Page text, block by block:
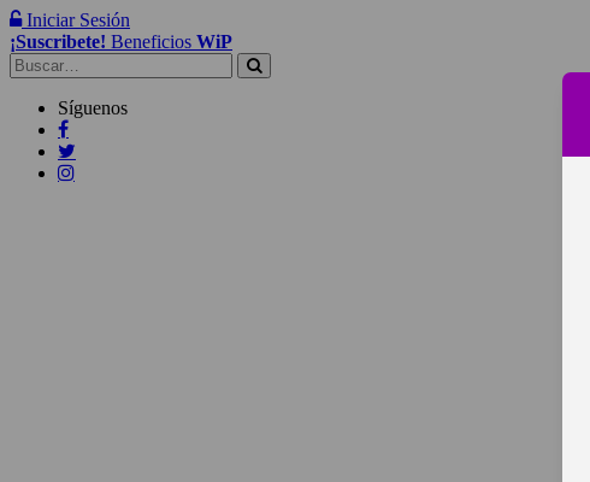
Iniciar Sesión
¡Suscribete! Beneficios WiP
Buscar:
Síguenos